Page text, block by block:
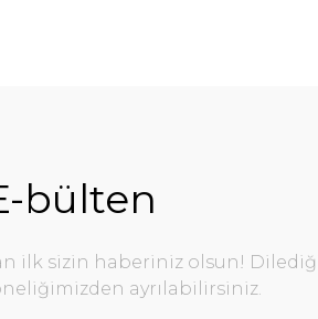
bülten
ilk sizin haberiniz olsun!
ayrılabilirsiniz.